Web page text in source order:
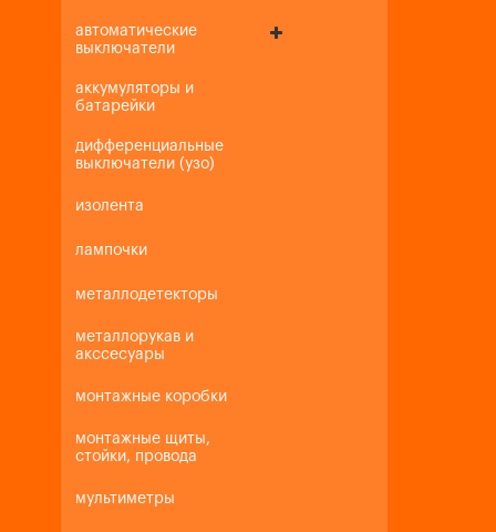
автоматические
выключатели
аккумуляторы и
батарейки
дифференциальные
выключатели (узо)
изолента
лампочки
металлодетекторы
металлорукав и
акссесуары
монтажные коробки
монтажные щиты,
стойки, провода
мультиметры